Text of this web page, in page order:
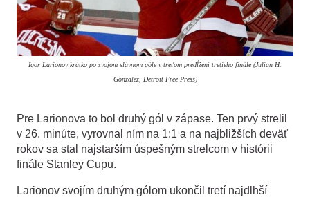
Igor Larionov krátko po svojom slávnom góle v treťom predĺžení tretieho finále (Julian H.
Gonzalez, Detroit Free Press)
Pre Larionova to bol druhý gól v zápase. Ten prvý strelil
v 26. minúte, vyrovnal ním na 1:1 a na najbližších deväť
rokov sa stal najstarším úspešným strelcom v histórii
finále Stanley Cupu.
Larionov svojím druhým gólom ukončil tretí najdlhší